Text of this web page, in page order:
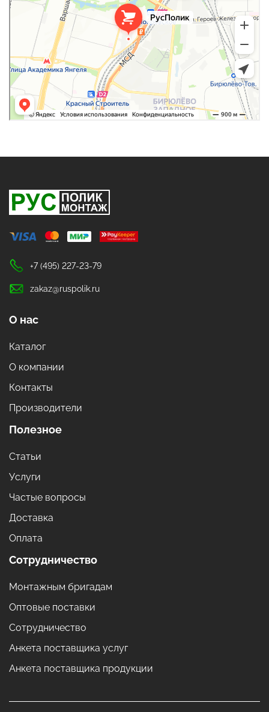
+7 (495) 227-23-79
zakaz@ruspolik.ru
О нас
Каталог
О компании
Контакты
Производители
Полезное
Статьи
Услуги
Частые вопросы
Доставка
Оплата
Сотрудничество
Монтажным бригадам
Оптовые поставки
Сотрудничество
Анкета поставщика услуг
Анкета поставщика продукции